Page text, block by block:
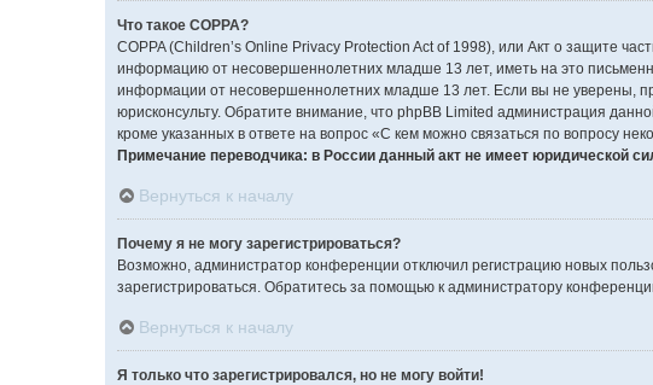
Что такое COPPA?
COPPA (Children’s Online Privacy Protection Act of 1998), или Акт о защите
информацию от несовершеннолетних младше 13 лет, иметь на это
информации от несовершеннолетних младше 13 лет. Если вы не уверены,
юрисконсульту. Обратите внимание, что phpBB Limited администрация
кроме указанных в ответе на вопрос «С кем можно связаться по вопросу
Примечание переводчика: в России данный акт не имеет юридической
Вернуться к началу
Почему я не могу зарегистрироваться?
Возможно, администратор конференции отключил регистрацию новых
зарегистрироваться. Обратитесь за помощью к администратору
Вернуться к началу
Я только что зарегистрировался, но не могу войти!